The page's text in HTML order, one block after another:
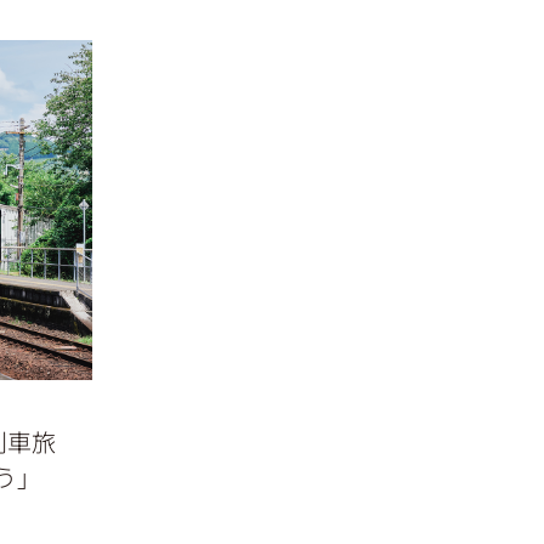
車旅